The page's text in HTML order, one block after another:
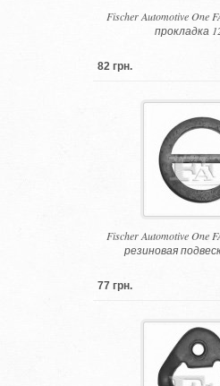
Fischer Automotive One
прокладка
82 грн.
Fischer Automotive One
резиновая
77 грн.